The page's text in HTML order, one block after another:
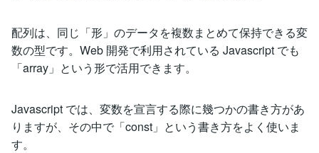
配列は、同じ「形」のデータを複数まとめて保持できる変
数の型です。Web 開発で利用されている Javascript でも
「array」という形で活用できます。
Javascript では、変数を宣言する際に幾つかの書き方があ
りますが、その中で「const」という書き方をよく使いま
す。